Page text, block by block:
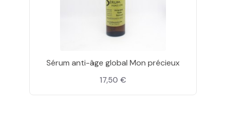
Sérum anti-âge global Mon précieux
17,50 €